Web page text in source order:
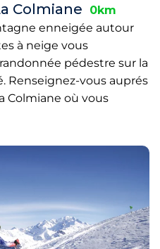
Colmiane
0km
enneigée autour
à neige vous
pédestre sur la
Renseignez-vous auprés
Colmiane où vous